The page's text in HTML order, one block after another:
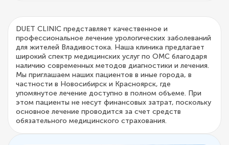
DUET CLINIC представляет качественное и
профессиональное лечение урологических заболеваний
для жителей Владивостока. Наша клиника предлагает
широкий спектр медицинских услуг по ОМС благодаря
наличию современных методов диагностики и лечения.
Мы приглашаем наших пациентов в иные города, в
частности в Новосибирск и Красноярск, где
упомянутое лечение доступно в полном объеме. При
этом пациенты не несут финансовых затрат, поскольку
основное лечение проводится за счет средств
обязательного медицинского страхования.